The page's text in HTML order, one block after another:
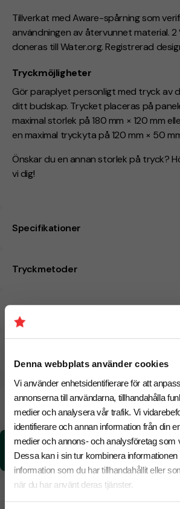
Denna webbplats använder cookies
Vi använder enhetsidentifierare för att
annonserna till användarna, tillhandahålla
medier och analysera vår trafik. Vi
identifierare och annan information från din
medier och annons- och analysföretag som
Dessa kan i sin tur kombinera
information som du har tillhandahållit eller
när du har använt deras tjänster.
Tillverkat med Aware-spårning som
användningen av återvunnet material.
doneras till Water.org. Registrerad
Tryckmöjligheter
Gör paraplyet personligt med tryck av
ditt budskap. Trycket placeras på
maximal storlek på 180 mm × 120 mm
en maximal tryckyta på 120 mm × 50
Önskar du en annan storlek på tryck?
vi dig!
Specifikationer
Tryckmetoder
Pristabell
Beräknad
Snabbare leverans?
CO₂e -avtryck:
2.37 kg CO₂e / per styck